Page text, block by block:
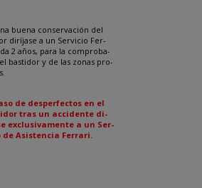
buena conservación del
diríjase a un Servicio Fer-
2 años, para la comproba-
bastidor y de las zonas pro-
de desperfectos en el
tras un accidente di-
exclusivamente a un Ser-
de Asistencia Ferrari.